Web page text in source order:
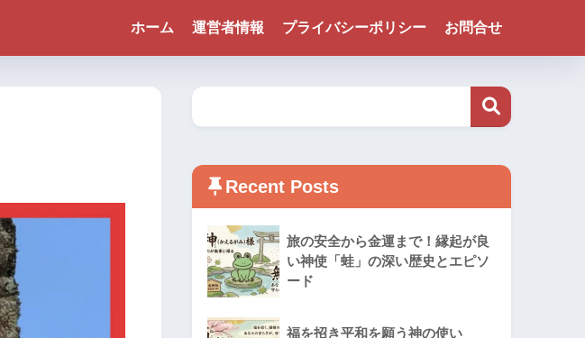
ホーム 運営者情報 プライバシーポリシー お問合せ
Recent Posts
旅の安全から金運まで！縁起が良
い神使「蛙」の深い歴史とエピソ
ード
福を招き平和を願う神の使い